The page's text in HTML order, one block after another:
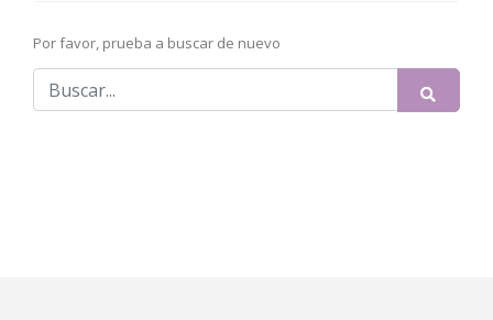
Por favor, prueba a buscar de nuevo